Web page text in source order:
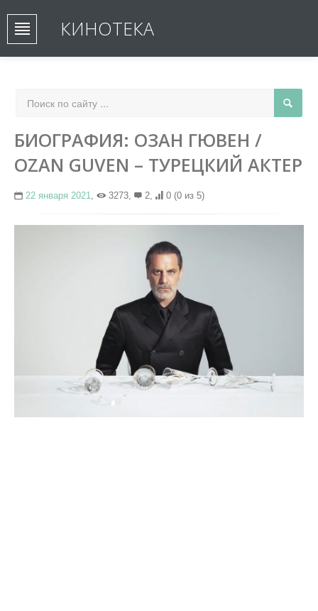
КИНОТЕКА
БИОГРАФИЯ: ОЗАН ГЮВЕН /
OZAN GUVEN – ТУРЕЦКИЙ АКТЕР
22 января 2021, 3273, 2, 0 (0 из 5)